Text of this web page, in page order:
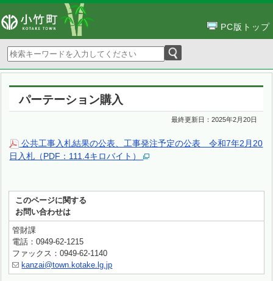
PC版トップ
パーテーション購入
最終更新日：2025年2月20日
公共工事入札結果の公表、工事発注予定の公表 令和7年2月20
日入札（PDF：111.4キロバイト）
このページに関する
お問い合わせは
管財課
電話：0949-62-1215
ファックス：0949-62-1140
kanzai@town.kotake.lg.jp